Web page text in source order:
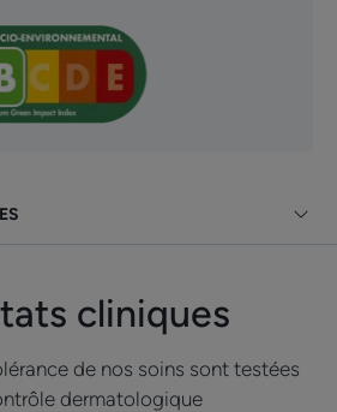
cliniques
de nos soins sont testées
dermatologique